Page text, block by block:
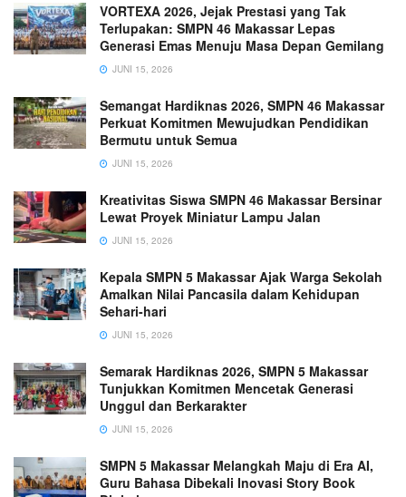
VORTEXA 2026, Jejak Prestasi yang Tak
Terlupakan: SMPN 46 Makassar Lepas
Generasi Emas Menuju Masa Depan Gemilang
JUNI 15, 2026
Semangat Hardiknas 2026, SMPN 46 Makassar
Perkuat Komitmen Mewujudkan Pendidikan
Bermutu untuk Semua
JUNI 15, 2026
Kreativitas Siswa SMPN 46 Makassar Bersinar
Lewat Proyek Miniatur Lampu Jalan
JUNI 15, 2026
Kepala SMPN 5 Makassar Ajak Warga Sekolah
Amalkan Nilai Pancasila dalam Kehidupan
Sehari-hari
JUNI 15, 2026
Semarak Hardiknas 2026, SMPN 5 Makassar
Tunjukkan Komitmen Mencetak Generasi
Unggul dan Berkarakter
JUNI 15, 2026
SMPN 5 Makassar Melangkah Maju di Era AI,
Guru Bahasa Dibekali Inovasi Story Book